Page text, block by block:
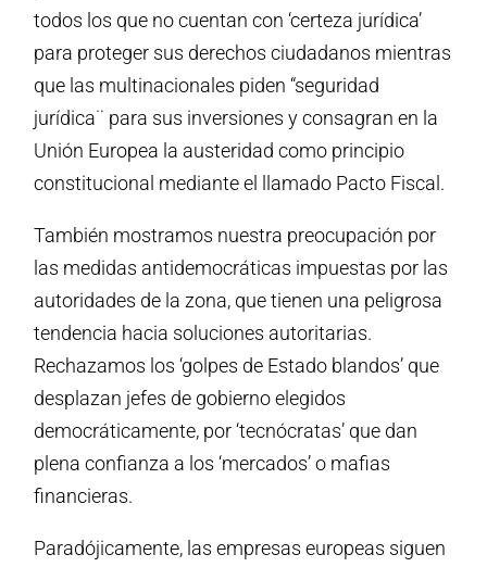
todos los que no cuentan con ‘certeza jurídica’
para proteger sus derechos ciudadanos mientras
que las multinacionales piden “seguridad
jurídica¨ para sus inversiones y consagran en la
Unión Europea la austeridad como principio
constitucional mediante el llamado Pacto Fiscal.
También mostramos nuestra preocupación por
las medidas antidemocráticas impuestas por las
autoridades de la zona, que tienen una peligrosa
tendencia hacia soluciones autoritarias.
Rechazamos los ‘golpes de Estado blandos’ que
desplazan jefes de gobierno elegidos
democráticamente, por ‘tecnócratas’ que dan
plena confianza a los ‘mercados’ o mafias
financieras.
Paradójicamente, las empresas europeas siguen